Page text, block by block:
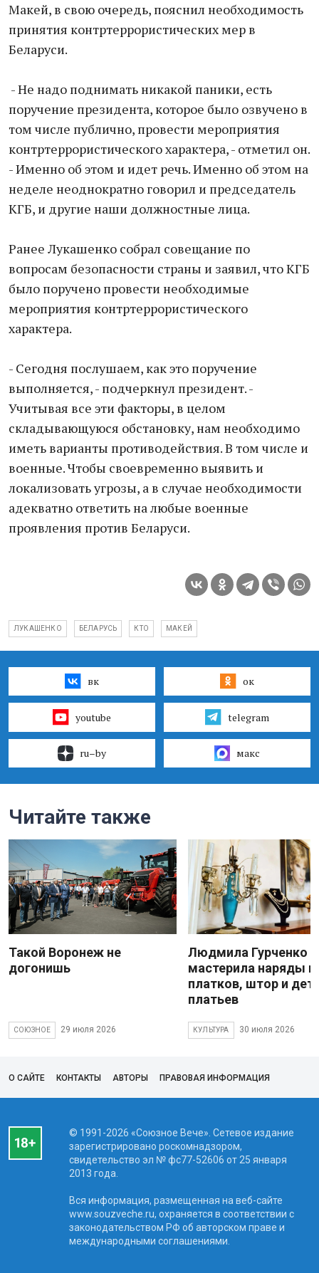
Макей, в свою очередь, пояснил необходимость
принятия контртеррористических мер в
Беларуси.
- Не надо поднимать никакой паники, есть
поручение президента, которое было озвучено в
том числе публично, провести мероприятия
контртеррористического характера, - отметил он.
- Именно об этом и идет речь. Именно об этом на
неделе неоднократно говорил и председатель
КГБ, и другие наши должностные лица.
Ранее Лукашенко собрал совещание по
вопросам безопасности страны и заявил, что КГБ
было поручено провести необходимые
мероприятия контртеррористического
характера.
- Сегодня послушаем, как это поручение
выполняется, - подчеркнул президент. -
Учитывая все эти факторы, в целом
складывающуюся обстановку, нам необходимо
иметь варианты противодействия. В том числе и
военные. Чтобы своевременно выявить и
локализовать угрозы, а в случае необходимости
адекватно ответить на любые военные
проявления против Беларуси.
ЛУКАШЕНКО БЕЛАРУСЬ КТО МАКЕЙ
вк ок
youtube telegram
ru–by макс
Читайте также
Такой Воронеж не
догонишь
СОЮЗНОЕ 29 июля 2026
Людмила Гурченко
мастерила наряды
платков, штор и
платьев
КУЛЬТУРА 30 июля 2026
О САЙТЕ КОНТАКТЫ АВТОРЫ ПРАВОВАЯ ИНФОРМАЦИЯ
© 1991-2026 «Союзное Вече». Сетевое издание
зарегистрировано роскомнадзором,
свидетельство эл № фc77-52606 от 25 января
2013 года.
Вся информация, размещенная на веб-сайте
www.souzveche.ru, охраняется в соответствии с
законодательством РФ об авторском праве и
международными соглашениями.